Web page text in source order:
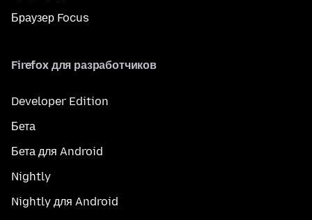
Браузер Focus
Firefox для разработчиков
Developer Edition
Бета
Бета для Android
Nightly
Nightly для Android